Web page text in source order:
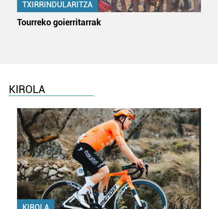
TXIRRINDULARITZA
Tourreko goierritarrak
KIROLA